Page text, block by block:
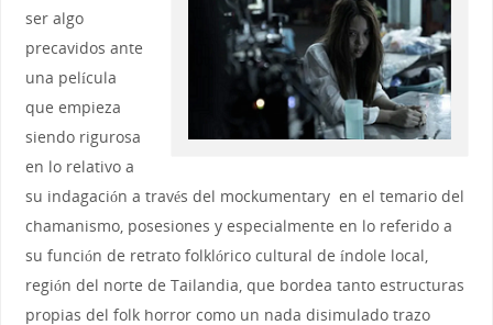
ser algo
precavidos ante
una película
que empieza
siendo rigurosa
en lo relativo a
su indagación a través del mockumentary en el temario del
chamanismo, posesiones y especialmente en lo referido a
su función de retrato folklórico cultural de índole local,
región del norte de Tailandia, que bordea tanto estructuras
propias del folk horror como un nada disimulado trazo